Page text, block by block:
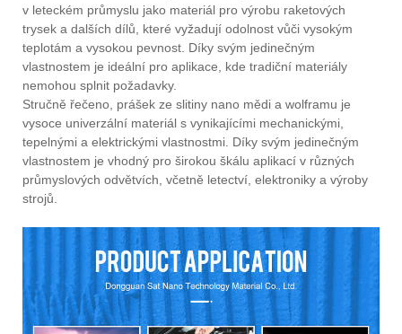
v leteckém průmyslu jako materiál pro výrobu raketových
trysek a dalších dílů, které vyžadují odolnost vůči vysokým
teplotám a vysokou pevnost. Díky svým jedinečným
vlastnostem je ideální pro aplikace, kde tradiční materiály
nemohou splnit požadavky.
Stručně řečeno, prášek ze slitiny nano mědi a wolframu je
vysoce univerzální materiál s vynikajícími mechanickými,
tepelnými a elektrickými vlastnostmi. Díky svým jedinečným
vlastnostem je vhodný pro širokou škálu aplikací v různých
průmyslových odvětvích, včetně letectví, elektroniky a výroby
strojů.